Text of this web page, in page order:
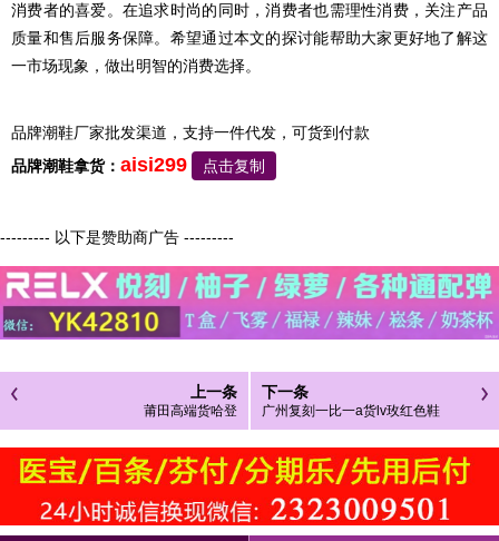
消费者的喜爱。在追求时尚的同时，消费者也需理性消费，关注产品
质量和售后服务保障。希望通过本文的探讨能帮助大家更好地了解这
一市场现象，做出明智的消费选择。
品牌潮鞋厂家批发渠道，支持一件代发，可货到付款
品牌潮鞋拿货： aisi299 点击复制
--------- 以下是赞助商广告 ---------
上一条
莆田高端货哈登
下一条
广州复刻一比一a货lv玫红色鞋